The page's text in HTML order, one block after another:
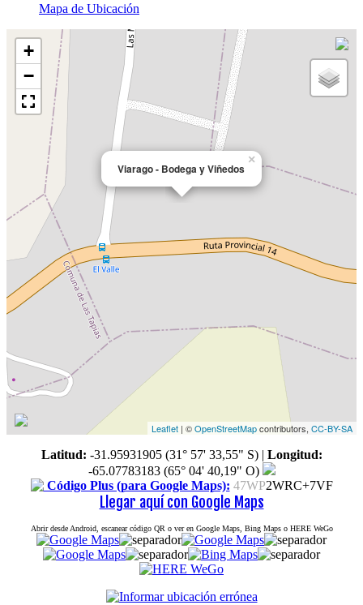
Mapa de Ubicación
Viarago - Bodega y Viñedos
×
+
−
Leaflet | ©OpenStreetMapcontributors, CC-BY-SA
Latitud: -31.95931905 (31° 57' 33,55" S)| Longitud:
-65.07783183 (65° 04' 40,19" O)
Código Plus (para Google Maps): 47WP2WRC+7VF
Llegar aquí con Google Maps
Abrir desde Android, escanear código QR o ver en Google Maps, Bing Maps o HERE WeGo